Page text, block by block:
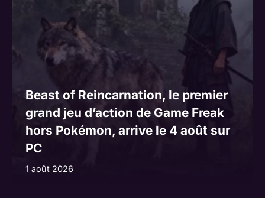
Beast of Reincarnation, le premier
grand jeu d’action de Game Freak
hors Pokémon, arrive le 4 août sur
PC
1 août 2026